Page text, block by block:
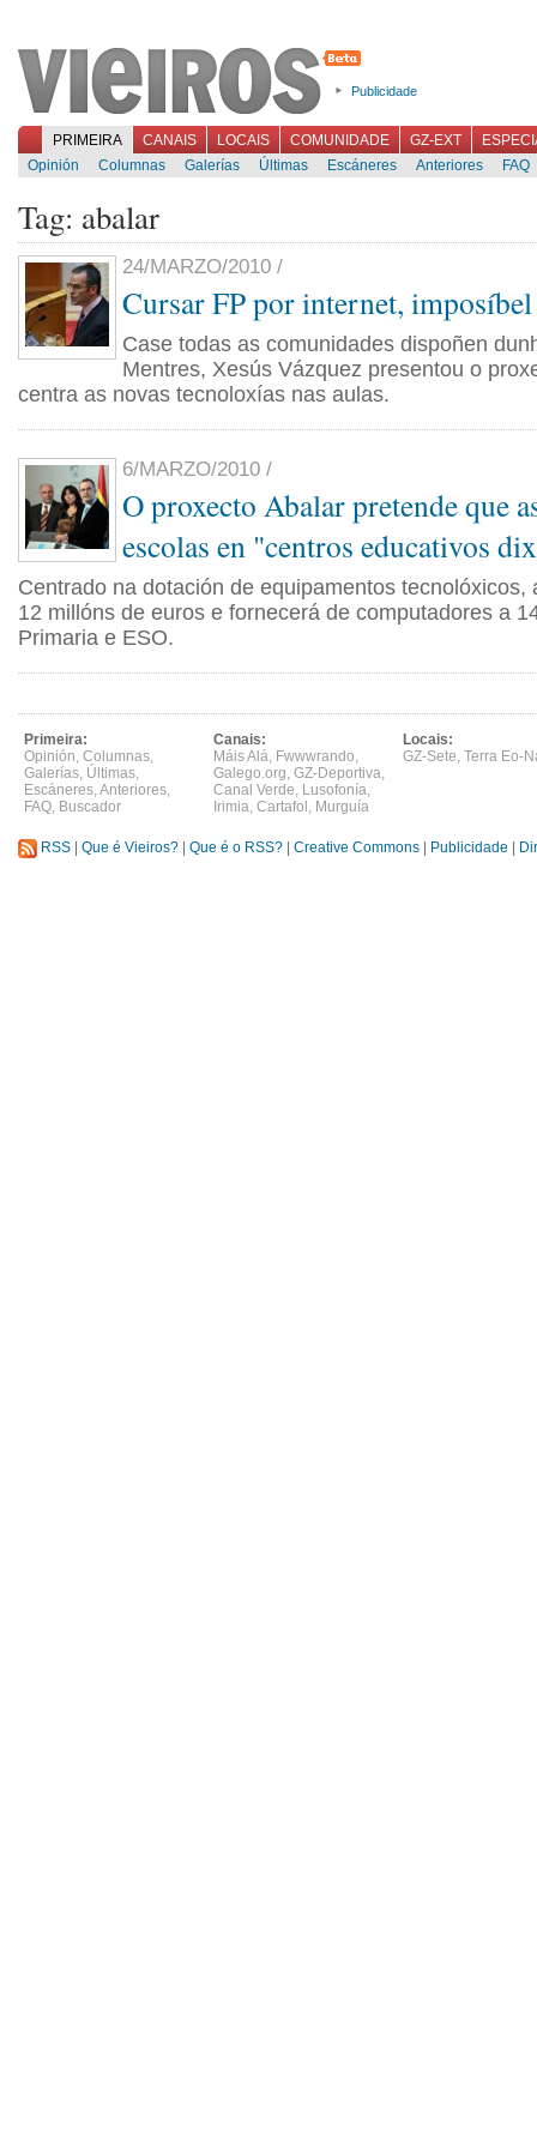
Publicidade
PRIMEIRA CANAIS LOCAIS COMUNIDADE GZ-EXT
Opinión
Columnas Galerías Últimas Escáneres Anteriores FAQ
Tag: abalar
24/MARZO/2010 /
Cursar FP por internet,
Case todas as comunidades dispoñen
Mentres, Xesús Vázquez presentou o
centra as novas tecnoloxías nas aulas.
6/MARZO/2010 /
O proxecto Abalar pretende que
escolas en "centros educativos
Centrado na dotación de equipamentos tecnolóxicos,
12 millóns de euros e fornecerá de computadores a
Primaria e ESO.
Primeira:
Opinión, Columnas,
Galerías, Últimas,
Escáneres,Anteriores,
FAQ, Buscador
Canais:
Máis Alá, Fwwwrando,
Galego.org, GZ-Deportiva,
Canal Verde, Lusofonía,
Irimia, Cartafol , Murguía
Locais:
GZ-Sete, Terra Eo-
RSS Que é Vieiros? Que é o RSS? Creative Commons Publicidade